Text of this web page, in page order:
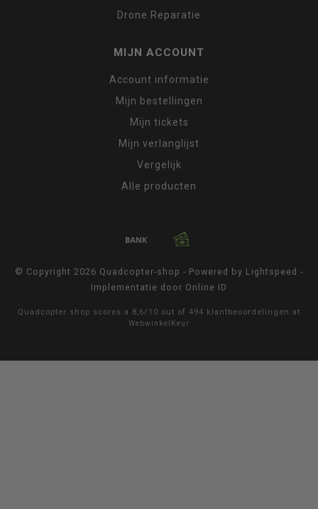
Drone Reparatie
MIJN ACCOUNT
Account informatie
Mijn bestellingen
Mijn tickets
Mijn verlanglijst
Vergelijk
Alle producten
© Copyright 2026 Quadcopter-shop - Powered by Lightspeed -
Implementatie door Online ID
Quadcopter shop scores a 8,6/ 10 out of 494 klantbeoordelingen at
WebwinkelKeur